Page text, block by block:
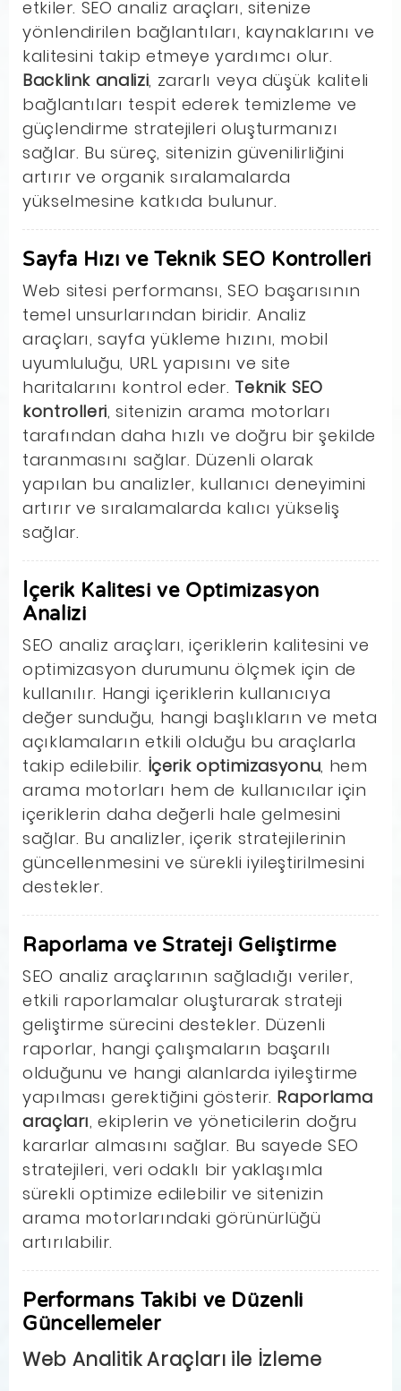
etkiler. SEO analiz araçları, sitenize
yönlendirilen bağlantıları, kaynaklarını ve
kalitesini takip etmeye yardımcı olur.
Backlink analizi, zararlı veya düşük kaliteli
bağlantıları tespit ederek temizleme ve
güçlendirme stratejileri oluşturmanızı
sağlar. Bu süreç, sitenizin güvenilirliğini
artırır ve organik sıralamalarda
yükselmesine katkıda bulunur.
Sayfa Hızı ve Teknik SEO Kontrolleri
Web sitesi performansı, SEO başarısının
temel unsurlarından biridir. Analiz
araçları, sayfa yükleme hızını, mobil
uyumluluğu, URL yapısını ve site
haritalarını kontrol eder. Teknik SEO
kontrolleri, sitenizin arama motorları
tarafından daha hızlı ve doğru bir şekilde
taranmasını sağlar. Düzenli olarak
yapılan bu analizler, kullanıcı deneyimini
artırır ve sıralamalarda kalıcı yükseliş
sağlar.
İçerik Kalitesi ve Optimizasyon
Analizi
SEO analiz araçları, içeriklerin kalitesini ve
optimizasyon durumunu ölçmek için de
kullanılır. Hangi içeriklerin kullanıcıya
değer sunduğu, hangi başlıkların ve meta
açıklamaların etkili olduğu bu araçlarla
takip edilebilir. İçerik optimizasyonu, hem
arama motorları hem de kullanıcılar için
içeriklerin daha değerli hale gelmesini
sağlar. Bu analizler, içerik stratejilerinin
güncellenmesini ve sürekli iyileştirilmesini
destekler.
Raporlama ve Strateji Geliştirme
SEO analiz araçlarının sağladığı veriler,
etkili raporlamalar oluşturarak strateji
geliştirme sürecini destekler. Düzenli
raporlar, hangi çalışmaların başarılı
olduğunu ve hangi alanlarda iyileştirme
yapılması gerektiğini gösterir. Raporlama
araçları, ekiplerin ve yöneticilerin doğru
kararlar almasını sağlar. Bu sayede SEO
stratejileri, veri odaklı bir yaklaşımla
sürekli optimize edilebilir ve sitenizin
arama motorlarındaki görünürlüğü
artırılabilir.
Performans Takibi ve Düzenli
Güncellemeler
Web Analitik Araçları ile İzleme